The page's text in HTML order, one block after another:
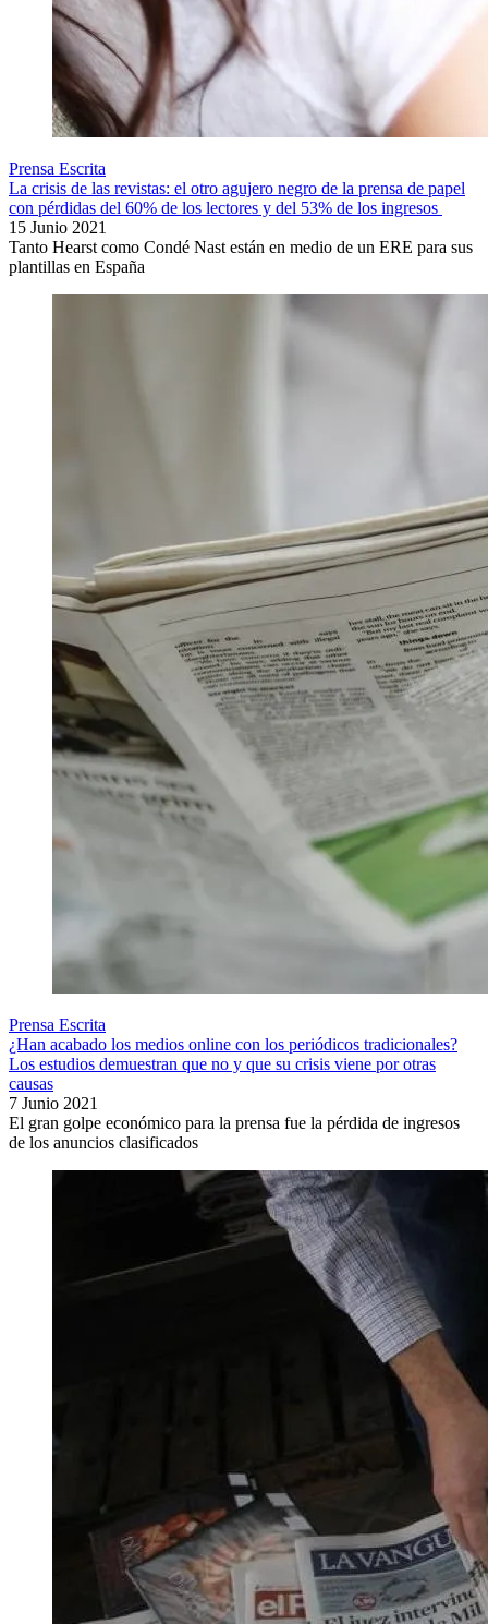
Prensa Escrita
La crisis de las revistas: el otro agujero negro de la prensa de papel
con pérdidas del 60% de los lectores y del 53% de los ingresos
15 Junio 2021
Tanto Hearst como Condé Nast están en medio de un ERE para sus
plantillas en España
Prensa Escrita
¿Han acabado los medios online con los periódicos tradicionales?
Los estudios demuestran que no y que su crisis viene por otras
causas
7 Junio 2021
El gran golpe económico para la prensa fue la pérdida de ingresos
de los anuncios clasificados